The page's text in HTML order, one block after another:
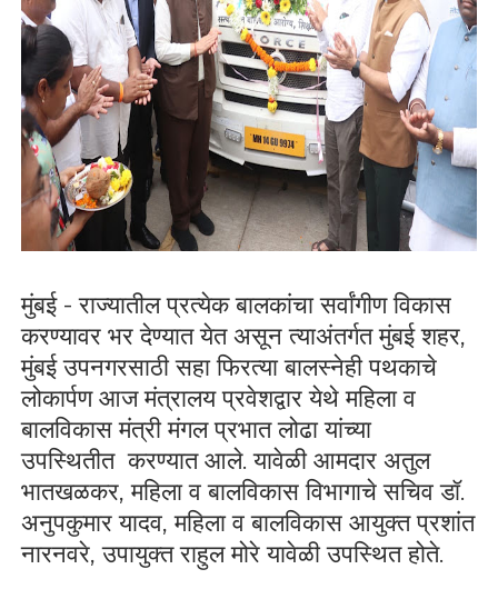
मुंबई - राज्यातील प्रत्येक बालकांचा सर्वांगीण विकास
करण्यावर भर देण्यात येत असून त्याअंतर्गत मुंबई शहर,
मुंबई उपनगरसाठी सहा फिरत्या बालस्नेही पथकाचे
लोकार्पण आज मंत्रालय प्रवेशद्वार येथे महिला व
बालविकास मंत्री मंगल प्रभात लोढा यांच्या
उपस्थितीत करण्यात आले. यावेळी आमदार अतुल
भातखळकर, महिला व बालविकास विभागाचे सचिव डॉ.
अनुपकुमार यादव, महिला व बालविकास आयुक्त प्रशांत
नारनवरे, उपायुक्त राहुल मोरे यावेळी उपस्थित होते.